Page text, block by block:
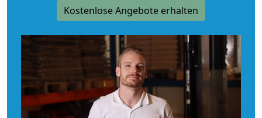
Kostenlose Angebote erhalten